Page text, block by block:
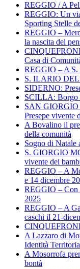
REGGIO / A
REGGIO: Un
Sporting Stelle
REGGIO –
la nascita del
Casa di
REGGIO – A S.
S. ILARIO
SIDERNO:
SCILLA: Borgo
SAN
Presepe vivente
A Bovalino il
della comunità
Sogno di
S. GIORGIO
vivente dei
REGGIO – A
e 14 dicembre
REGGIO – Con
2025
REGGIO – A
caschi il 21-
A Lazzaro di
Identità
A Mosorrofa
bontà